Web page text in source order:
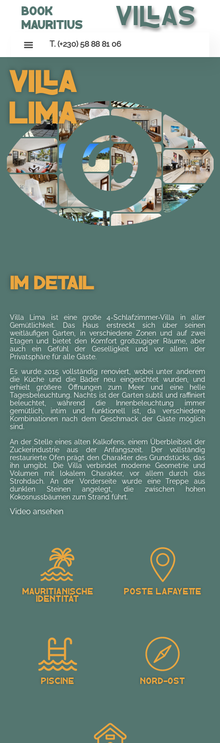
Book
Mauritius
Villas
T. (+230) 58 88 81 06
Villa
Lima
Im Detail
Villa Lima ist eine große 4-Schlafzimmer-Villa in aller
Gemütlichkeit. Das Haus erstreckt sich über seinen
weitläufigen Garten, in verschiedene Zonen und auf zwei
Etagen und bietet den Komfort großzügiger Räume, aber
auch ein Gefühl der Geselligkeit und vor allem der
Privatsphäre für alle Gäste.
Es wurde 2015 vollständig renoviert, wobei unter anderem
die Küche und die Bäder neu eingerichtet wurden, und
erhielt größere Öffnungen zum Meer und eine helle
Tagesbeleuchtung. Nachts ist der Garten subtil und raffiniert
beleuchtet, während die Innenbeleuchtung immer
gemütlich, intim und funktionell ist, da verschiedene
Kombinationen nach dem Geschmack der Gäste möglich
sind.
An der Stelle eines alten Kalkofens, einem Überbleibsel der
Zuckerindustrie aus der Anfangszeit. Der vollständig
restaurierte Ofen prägt den Charakter des Grundstücks, das
ihn umgibt. Die Villa verbindet moderne Geometrie und
Volumen mit lokalem Charakter, vor allem durch das
Strohdach. An der Vorderseite wurde eine Treppe aus
dunklen Steinen angelegt, die zwischen hohen
Kokosnussbäumen zum Strand führt.
Video ansehen
Mauritianische
Identität
Piscine
Poste Lafayette
Nord-Ost